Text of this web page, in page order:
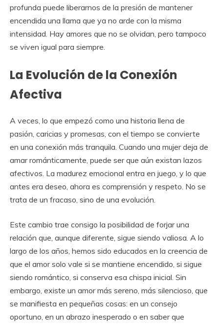
profunda puede liberarnos de la presión de mantener
encendida una llama que ya no arde con la misma
intensidad. Hay amores que no se olvidan, pero tampoco
se viven igual para siempre.
La Evolución de la Conexión
Afectiva
A veces, lo que empezó como una historia llena de
pasión, caricias y promesas, con el tiempo se convierte
en una conexión más tranquila. Cuando una mujer deja de
amar románticamente, puede ser que aún existan lazos
afectivos. La madurez emocional entra en juego, y lo que
antes era deseo, ahora es comprensión y respeto. No se
trata de un fracaso, sino de una evolución.
Este cambio trae consigo la posibilidad de forjar una
relación que, aunque diferente, sigue siendo valiosa. A lo
largo de los años, hemos sido educados en la creencia de
que el amor solo vale si se mantiene encendido, si sigue
siendo romántico, si conserva esa chispa inicial. Sin
embargo, existe un amor más sereno, más silencioso, que
se manifiesta en pequeñas cosas: en un consejo
oportuno, en un abrazo inesperado o en saber que